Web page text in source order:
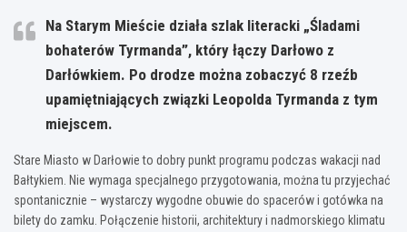
Na Starym Mieście działa szlak literacki „Śladami
bohaterów Tyrmanda”, który łączy Darłowo z
Darłówkiem. Po drodze można zobaczyć 8 rzeźb
upamiętniających związki Leopolda Tyrmanda z tym
miejscem.
Stare Miasto w Darłowie to dobry punkt programu podczas wakacji nad
Bałtykiem. Nie wymaga specjalnego przygotowania, można tu przyjechać
spontanicznie – wystarczy wygodne obuwie do spacerów i gotówka na
bilety do zamku. Połączenie historii, architektury i nadmorskiego klimatu